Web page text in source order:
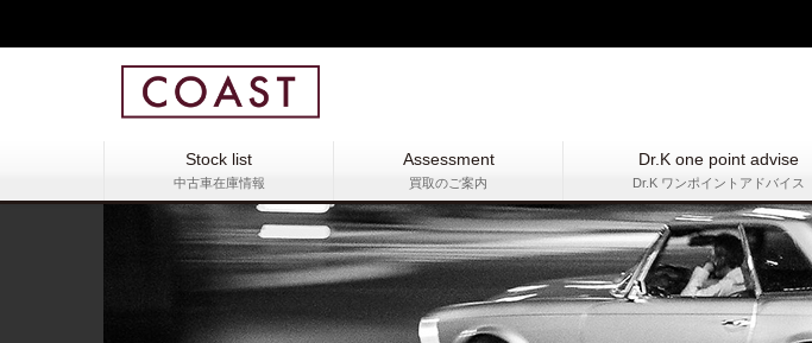
Stock list
中古車在庫情報
Assessment
買取のご案内
Dr.K one point advise
Dr.K ワンポイントアドバイス